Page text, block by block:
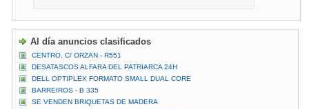
Al día anuncios clasificados
CENTRO, C/ ORZAN - R551
DESATASCOS ALFARA DEL PATRIARCA 24H
DELL OPTIPLEX FORMATO SMALL DUAL CORE
BARREIROS - B 335
SE VENDEN BRIQUETAS DE MADERA